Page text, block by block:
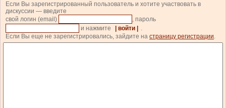
Если Вы зарегистрированный пользователь и хотите участвовать в
дискуссии — введите
свой логин (email)
, пароль
и нажмите
| войти |
.
Если Вы еще не зарегистрировались, зайдите на страницу регистрации.